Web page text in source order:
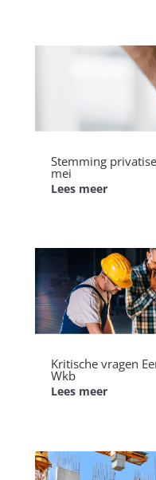
Stemming
mei
Lees meer
Kritische vragen
Wkb
Lees meer